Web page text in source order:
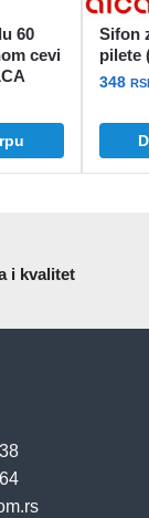
60
cevi
Sifon
pilete
348
i kvalitet